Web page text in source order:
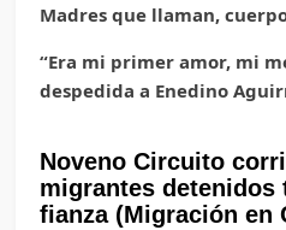
Madres que llaman,
“Era mi primer amor, mi
despedida a Enedino
Noveno Circuito
migrantes detenidos
fianza (Migración en